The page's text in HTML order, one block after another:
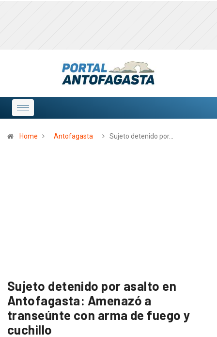
Home Antofagasta Sujeto detenido por…
Sujeto detenido por asalto en
Antofagasta: Amenazó a
transeúnte con arma de fuego y
cuchillo